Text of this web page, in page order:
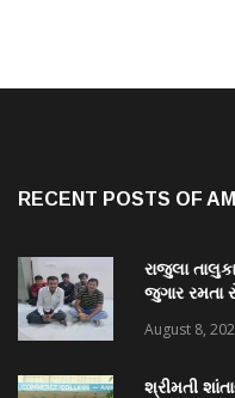
RECENT POSTS OF
રાજુલા
જુગાર રમતા
August 8,
શ્રીમતી